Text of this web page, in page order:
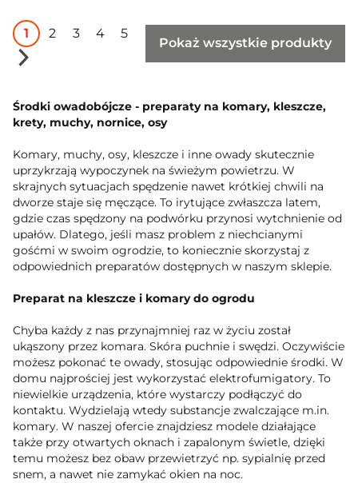
1 2 3 4 5
Pokaż wszystkie produkty
Środki owadobójcze - preparaty na komary, kleszcze,
krety, muchy, nornice, osy
Komary, muchy, osy, kleszcze i inne owady skutecznie
uprzykrzają wypoczynek na świeżym powietrzu. W
skrajnych sytuacjach spędzenie nawet krótkiej chwili na
dworze staje się męczące. To irytujące zwłaszcza latem,
gdzie czas spędzony na podwórku przynosi wytchnienie od
upałów. Dlatego, jeśli masz problem z niechcianymi
gośćmi w swoim ogrodzie, to koniecznie skorzystaj z
odpowiednich preparatów dostępnych w naszym sklepie.
Preparat na kleszcze i komary do ogrodu
Chyba każdy z nas przynajmniej raz w życiu został
ukąszony przez komara. Skóra puchnie i swędzi. Oczywiście
możesz pokonać te owady, stosując odpowiednie środki. W
domu najprościej jest wykorzystać elektrofumigatory. To
niewielkie urządzenia, które wystarczy podłączyć do
kontaktu. Wydzielają wtedy substancje zwalczające m.in.
komary. W naszej ofercie znajdziesz modele działające
także przy otwartych oknach i zapalonym świetle, dzięki
temu możesz bez obaw przewietrzyć np. sypialnię przed
snem, a nawet nie zamykać okien na noc.